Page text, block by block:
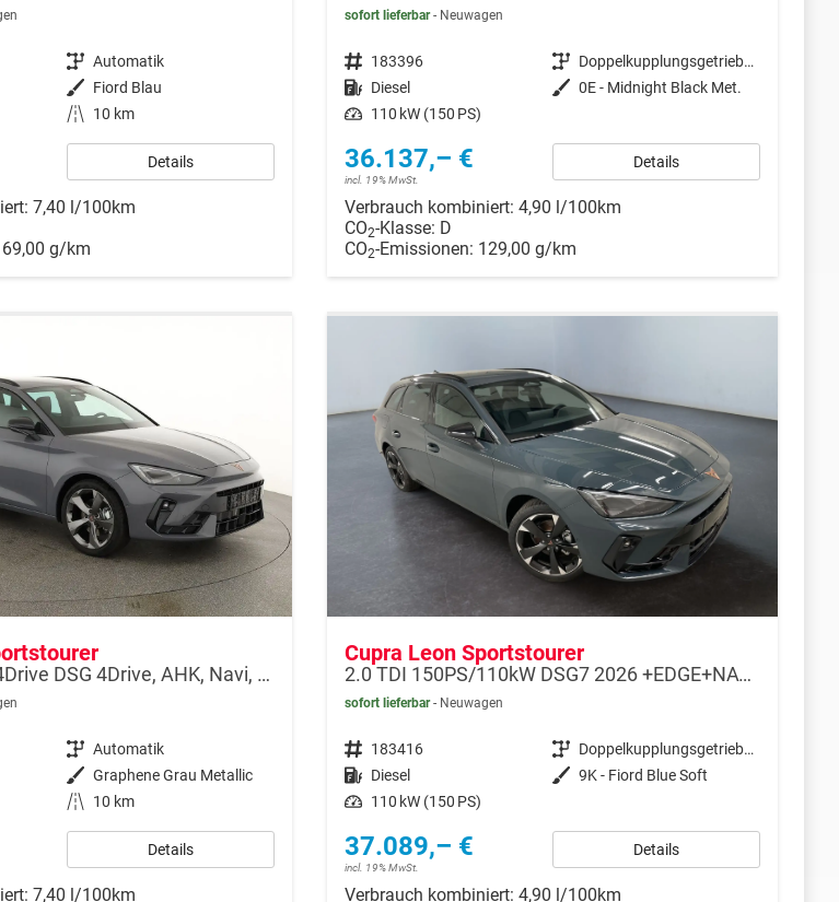
Getriebe Automatik
Außenfarbe Fiord Blau
Kilometerstand 10 km
Details
7,40 l/100km
g/km
sofort lieferbar Neuwagen
Fahrzeugnr. 183396 Getriebe
Doppelkupplungsgetriebe (DSG)
Kraftstoff Diesel Außenfarbe 0E - Midnight Black Met.
Leistung 110 kW (150 PS)
36.137,– €
incl. 19% MwSt.
Details
Verbrauch kombiniert: 4,90 l/100km
CO2-Klasse: D
CO2-Emissionen: 129,00 g/km
2.0 TSI 150 kW 4Drive DSG 4Drive, AHK, Navi, Side, Matrix, el. Klappe, 18-Zoll, 5 J.-Garantie
Getriebe Automatik
Außenfarbe Graphene Grau Metallic
Kilometerstand 10 km
Details
7,40 l/100km
Cupra Leon Sportstourer
2.0 TDI 150PS/110kW DSG7 2026 +EDGE+NAVI+AHK+MATRIX+360+DYNAMIC DESIGN+INTELLIGENT DRIVE+
sofort lieferbar Neuwagen
Fahrzeugnr. 183416 Getriebe
Doppelkupplungsgetriebe (DSG)
Kraftstoff Diesel Außenfarbe 9K - Fiord Blue Soft
Leistung 110 kW (150 PS)
37.089,– €
incl. 19% MwSt.
Details
Verbrauch kombiniert: 4,90 l/100km